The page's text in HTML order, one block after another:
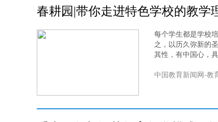
春耕园|带你走进特色学校的教学
每个学生都是学校
之，以历久弥新的
其性，有中国心，
中国教育新闻网-教